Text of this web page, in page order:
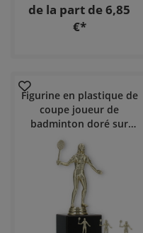
de la part de 6,85
€*
Figurine en plastique de
coupe joueur de
badminton doré sur
socle en marbre noir